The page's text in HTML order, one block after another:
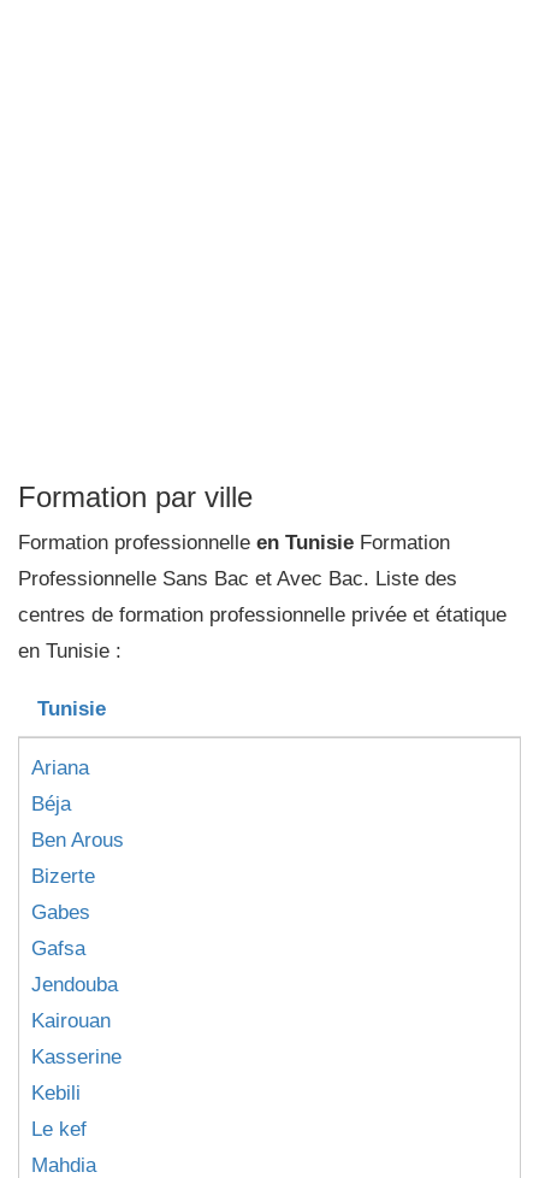
Formation par ville
Formation professionnelle en Tunisie Formation
Professionnelle Sans Bac et Avec Bac. Liste des
centres de formation professionnelle privée et étatique
en Tunisie :
Tunisie
Ariana
Béja
Ben Arous
Bizerte
Gabes
Gafsa
Jendouba
Kairouan
Kasserine
Kebili
Le kef
Mahdia